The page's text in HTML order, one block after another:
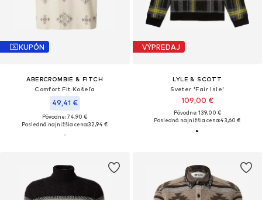
KUPÓN
ABERCROMBIE & FITCH
Comfort Fit Košeľa
49,41 €
Pôvodne: 74,90 €
Posledná najnižšia cena:32,94 €
VÝPREDAJ
LYLE & SCOTT
Sveter 'Fair Isle'
109,00 €
Pôvodne: 139,00 €
Posledná najnižšia cena:43,60 €